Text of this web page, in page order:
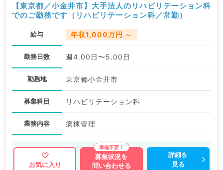
【東京都／小金井市】大手法人のリハビリテーション科
でのご勤務です（リハビリテーション科／常勤）
給与 年収1,000万円 ～
勤務日数 週4.00日〜5.00日
勤務地 東京都小金井市
募集科目 リハビリテーション科
業務内容 病棟管理
お気に入り
募集状況を
問い合わせる
詳細を
見る